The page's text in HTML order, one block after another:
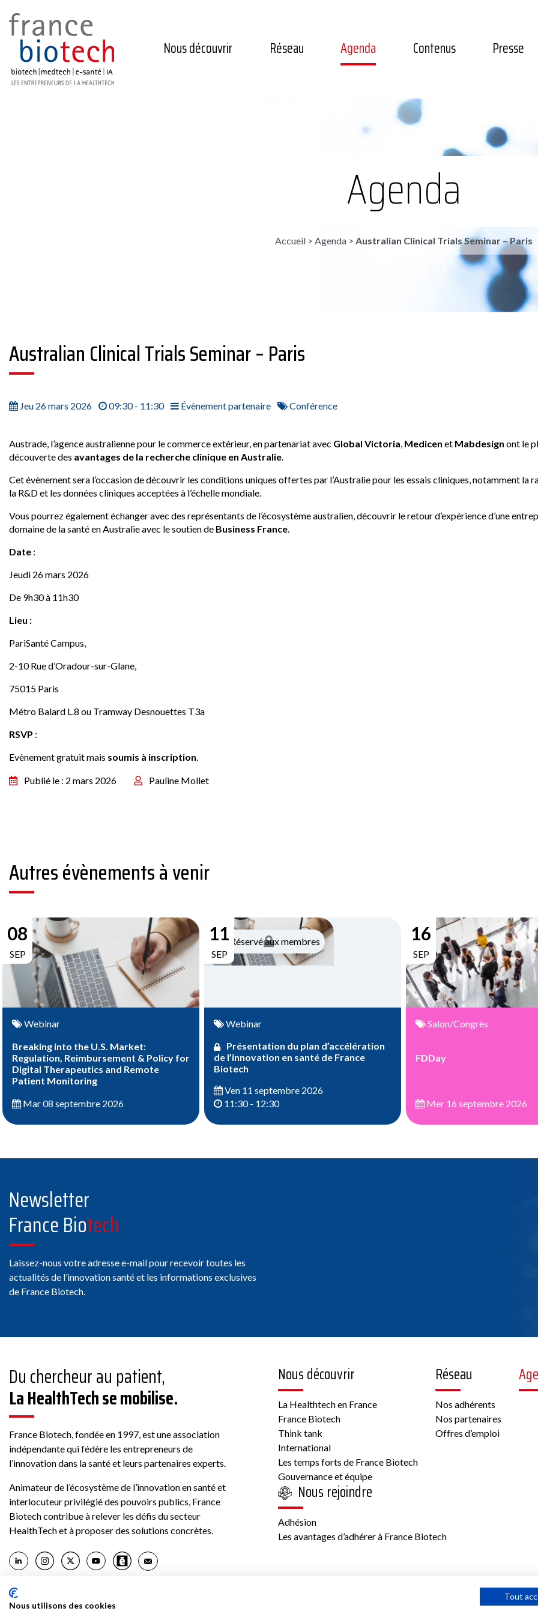
Nous découvrir Réseau Agenda Contenus Presse
Agenda
Accueil> Agenda> Australian Clinical Trials Seminar – Paris
Australian Clinical Trials Seminar – Paris
Jeu 26 mars 2026 09:30 - 11:30 Évènement partenaire Conférence
Austrade, l’agence australienne pour le commerce extérieur, en partenariat avec Global Victoria, Medicen et Mabdesign ont le
découverte des avantages de la recherche clinique en Australie.
Cet évènement sera l’occasion de découvrir les conditions uniques offertes par l’Australie pour les essais cliniques, notamment
la R&D et les données cliniques acceptées à l’échelle mondiale.
Vous pourrez également échanger avec des représentants de l’écosystème australien, découvrir le retour d’expérience d’une
domaine de la santé en Australie avec le soutien de Business France.
Date :
Jeudi 26 mars 2026
De 9h30 à 11h30
Lieu :
PariSanté Campus,
2-10 Rue d’Oradour-sur-Glane,
75015 Paris
Métro Balard L.8 ou Tramway Desnouettes T3a
RSVP :
Evènement gratuit mais soumis à inscription.
Publié le : 2 mars 2026 Pauline Mollet
Autres évènements à venir
08
SEP
Webinar
Breaking into the U.S. Market:
Regulation, Reimbursement & Policy for
Digital Therapeutics and Remote
Patient Monitoring
Mar 08 septembre 2026
11
SEP
Réservé aux membres
Webinar
Présentation du plan d’accélération
de l’innovation en santé de France
Biotech
Ven 11 septembre 2026
11:30 - 12:30
16
SEP
Salon/Congrès
FDDay
Mer 16 septembre 2026
Newsletter
France Biotech
Laissez-nous votre adresse e-mail pour recevoir toutes les
actualités de l’innovation santé et les informations exclusives
de France Biotech.
Du chercheur au patient,
La HealthTech se mobilise.
France Biotech, fondée en 1997, est une association
indépendante qui fédère les entrepreneurs de
l’innovation dans la santé et leurs partenaires experts.
Animateur de l’écosystème de l’innovation en santé et
interlocuteur privilégié des pouvoirs publics, France
Biotech contribue à relever les défis du secteur
HealthTech et à proposer des solutions concrètes.
Nous découvrir
La Healthtech en France
France Biotech
Think tank
International
Les temps forts de France Biotech
Gouvernance et équipe
Réseau
Nos adhérents
Nos partenaires
Offres d’emploi
Nous rejoindre
Adhésion
Les avantages d’adhérer à France Biotech
Nous utilisons des cookies
Tout